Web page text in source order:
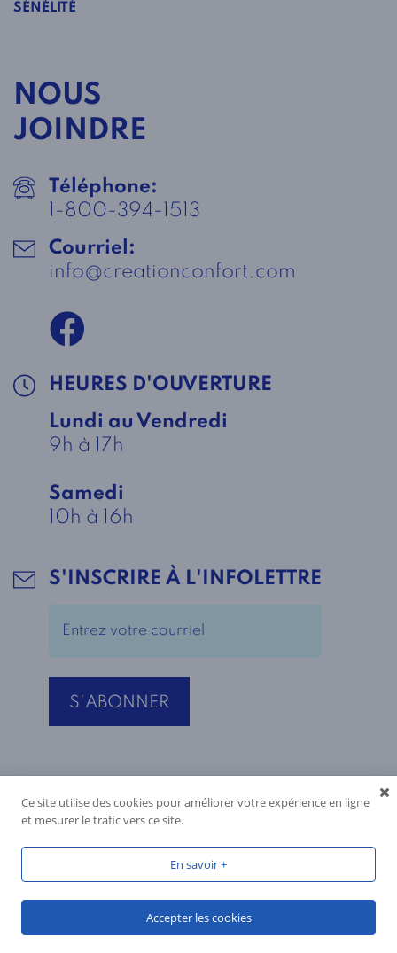
Vous avez une question?
SÉNÉLITÉ
NOUS
JOINDRE
Téléphone:
1-800-394-1513
Courriel:
info@creationconfort.com
HEURES D'OUVERTURE
Lundi au Vendredi
9h à 17h
Samedi
10h à 16h
S'INSCRIRE À L'INFOLETTRE
Ce site utilise des cookies pour améliorer votre expérience en ligne
et mesurer le trafic vers ce site.
En savoir +
Accepter les cookies